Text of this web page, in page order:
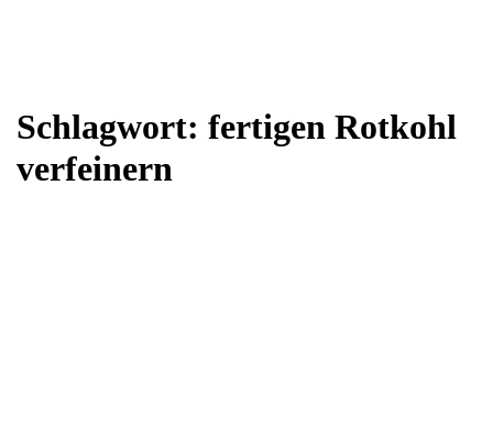
Schlagwort: fertigen Rotkohl
verfeinern